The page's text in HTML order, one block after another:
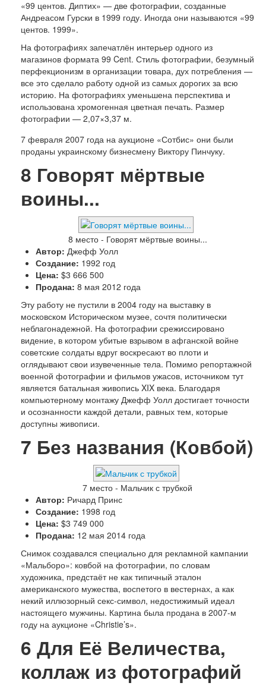
«99 центов. Диптих» — две фотографии, созданные
Андреасом Гурски в 1999 году. Иногда они называются «99
центов. 1999».
На фотографиях запечатлён интерьер одного из
магазинов формата 99 Cent. Стиль фотографии, безумный
перфекционизм в организации товара, дух потребления —
все это сделало работу одной из самых дорогих за всю
историю. На фотографиях уменьшена перспектива и
использована хромогенная цветная печать. Размер
фотографии — 2,07×3,37 м.
7 февраля 2007 года на аукционе «Сотбис» они были
проданы украинскому бизнесмену Виктору Пинчуку.
8 Говорят мёртвые
воины...
8 место - Говорят мёртвые воины...
Автор: Джефф Уолл
Создание: 1992 год
Цена: $3 666 500
Продана: 8 мая 2012 года
Эту работу не пустили в 2004 году на выставку в
московском Историческом музее, сочтя политически
неблагонадежной. На фотографии срежиссировано
видение, в котором убитые взрывом в афганской войне
советские солдаты вдруг воскресают во плоти и
оглядывают свои изувеченные тела. Помимо репортажной
военной фотографии и фильмов ужасов, источником тут
является батальная живопись XIX века. Благодаря
компьютерному монтажу Джефф Уолл достигает точности
и осознанности каждой детали, равных тем, которые
доступны живописи.
7 Без названия (Ковбой)
7 место - Мальчик с трубкой
Автор: Ричард Принс
Создание: 1998 год
Цена: $3 749 000
Продана: 12 мая 2014 года
Снимок создавался специально для рекламной кампании
«Мальборо»: ковбой на фотографии, по словам
художника, предстаёт не как типичный эталон
американского мужества, воспетого в вестернах, а как
некий иллюзорный секс-символ, недостижимый идеал
настоящего мужчины. Картина была продана в 2007-м
году на аукционе «Christie’s».
6 Для Её Величества,
коллаж из фотографий